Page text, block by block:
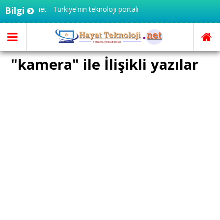
Bilgi - Türkiye'nin teknoloji portalı
"kamera" ile İlişikli yazılar